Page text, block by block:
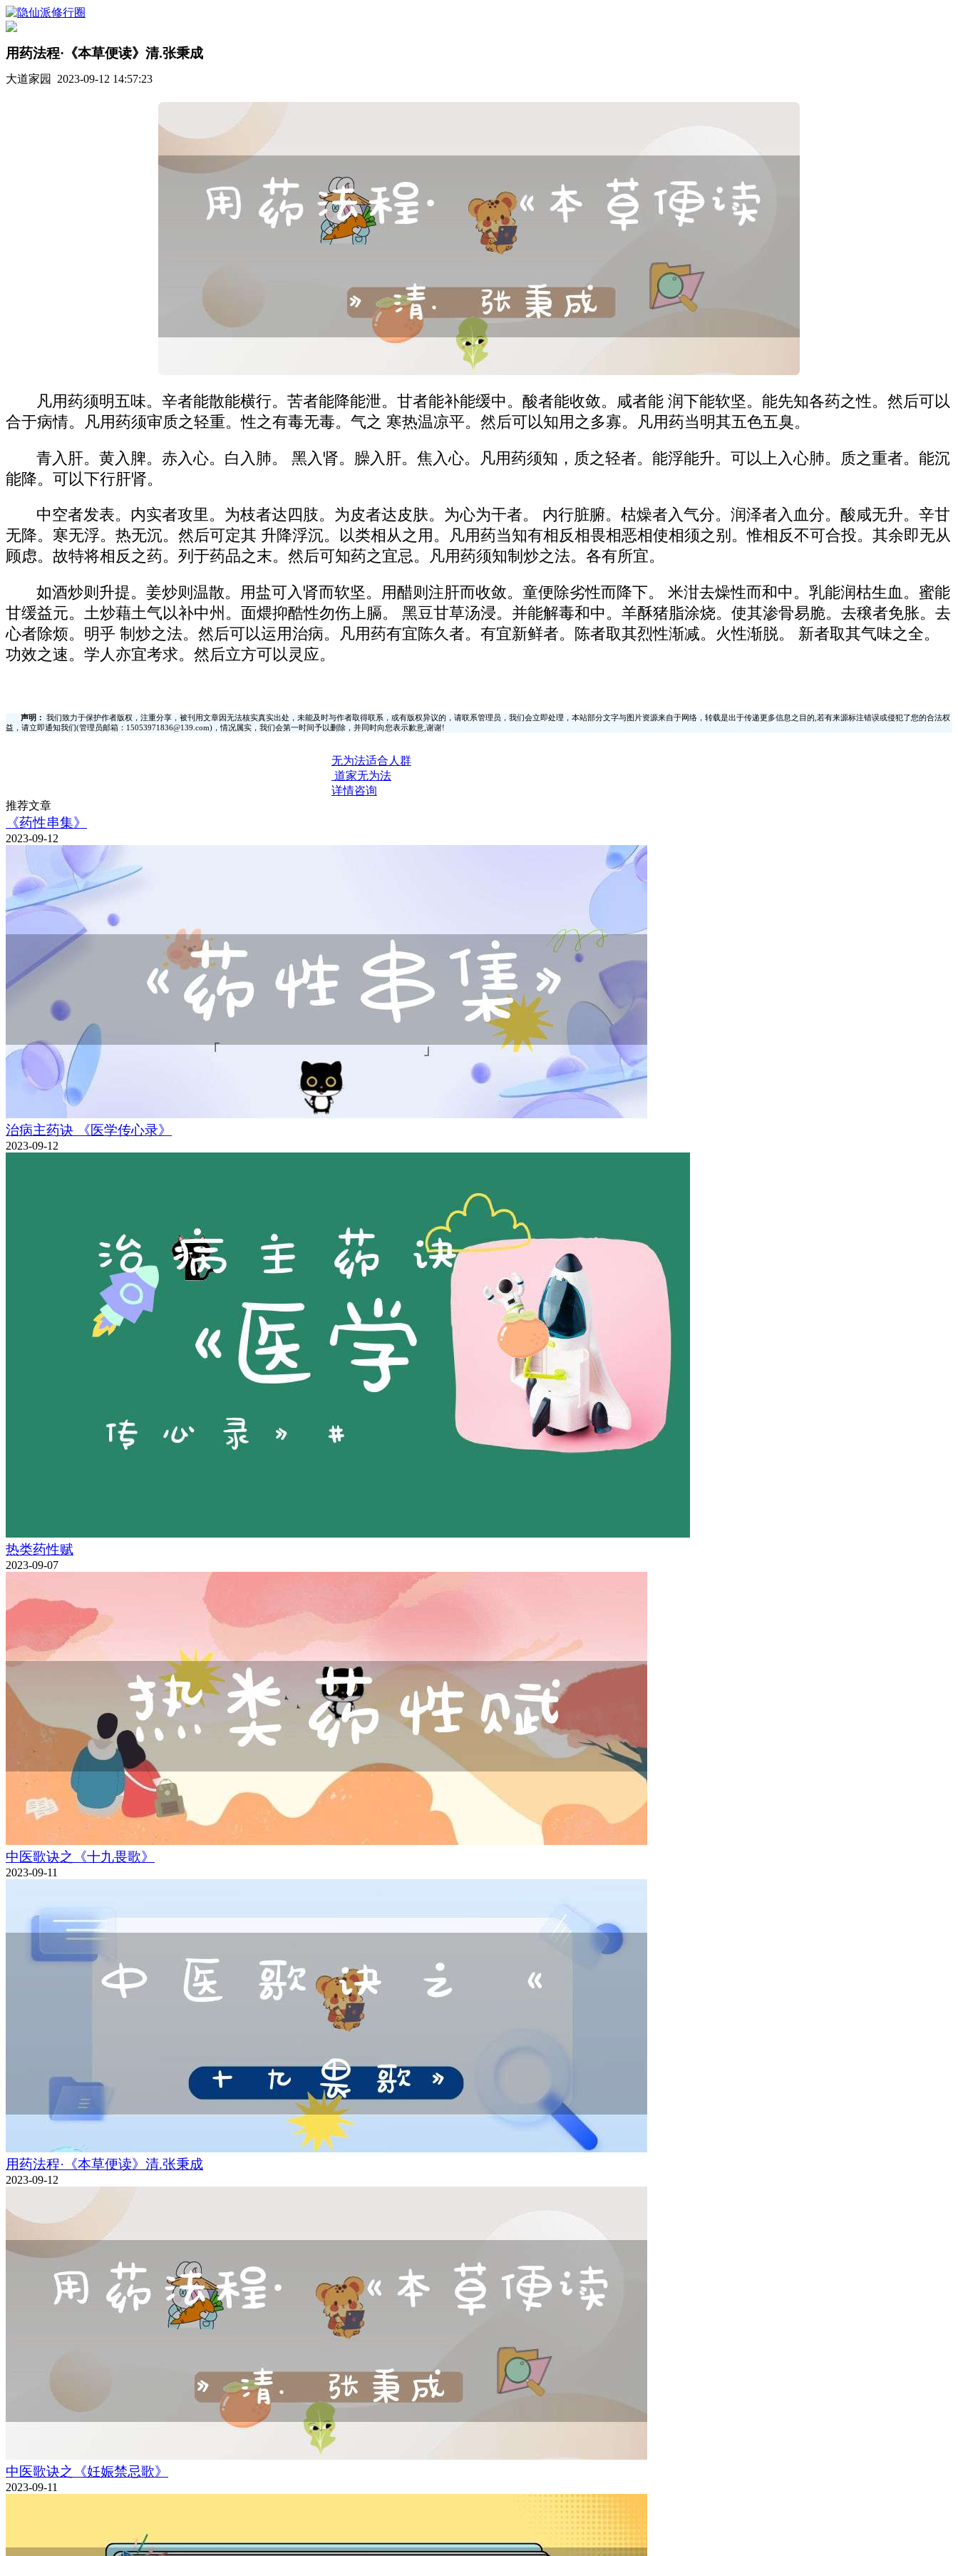
用药法程·《本草便读》清.张秉成
大道家园 2023-09-12 14:57:23
凡用药须明五味。辛者能散能横行。苦者能降能泄。甘者能补能缓中。酸者能收敛。咸者能 润下能软坚。能先知各药之性。然后可以
合于病情。凡用药须审质之轻重。性之有毒无毒。气之 寒热温凉平。然后可以知用之多寡。凡用药当明其五色五臭。
青入肝。黄入脾。赤入心。白入肺。 黑入肾。臊入肝。焦入心。凡用药须知，质之轻者。能浮能升。可以上入心肺。质之重者。能沉
能降。可以下行肝肾。
中空者发表。内实者攻里。为枝者达四肢。为皮者达皮肤。为心为干者。 内行脏腑。枯燥者入气分。润泽者入血分。酸咸无升。辛甘
无降。寒无浮。热无沉。然后可定其 升降浮沉。以类相从之用。凡用药当知有相反相畏相恶相使相须之别。惟相反不可合投。其余即无从
顾虑。故特将相反之药。列于药品之末。然后可知药之宜忌。凡用药须知制炒之法。各有所宜。
如酒炒则升提。姜炒则温散。用盐可入肾而软坚。用醋则注肝而收敛。童便除劣性而降下。 米泔去燥性而和中。乳能润枯生血。蜜能
甘缓益元。土炒藉土气以补中州。面煨抑酷性勿伤上膈。 黑豆甘草汤浸。并能解毒和中。羊酥猪脂涂烧。使其渗骨易脆。去穣者免胀。去
心者除烦。明乎 制炒之法。然后可以运用治病。凡用药有宜陈久者。有宜新鲜者。陈者取其烈性渐减。火性渐脱。 新者取其气味之全。
功效之速。学人亦宜考求。然后立方可以灵应。
声明：
我们致力于保护作者版权，注重分享，被刊用文章因无法核实真实出处，未能及时与作者取得联系，或有版权异议的，请联系管理员，我们会立即处理，本站部分文字与图片资源来自于网络，转载是出于传递更多信息之目的,若有来源标注错误或侵犯了您的合法权
益，请立即通知我们(管理员邮箱：15053971836@139.com)，情况属实，我们会第一时间予以删除，并同时向您表示歉意,谢谢!
无为法适合人群
道家无为法
详情咨询
推荐文章
《药性串集》
2023-09-12
治病主药诀 《医学传心录》
2023-09-12
热类药性赋
2023-09-07
中医歌诀之《十九畏歌》
2023-09-11
用药法程·《本草便读》清.张秉成
2023-09-12
中医歌诀之《妊娠禁忌歌》
2023-09-11